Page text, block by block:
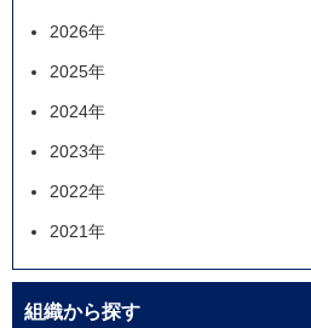
2026年
2025年
2024年
2023年
2022年
2021年
組織から探す